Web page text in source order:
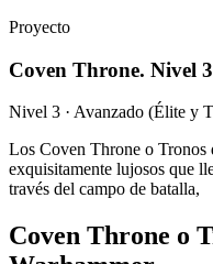
Proyecto
Coven Throne. Nivel 3
Nivel 3 · Avanzado (Élite y
Los Coven Throne o Tronos
exquisitamente lujosos que
través del campo de batalla,
Coven Throne o